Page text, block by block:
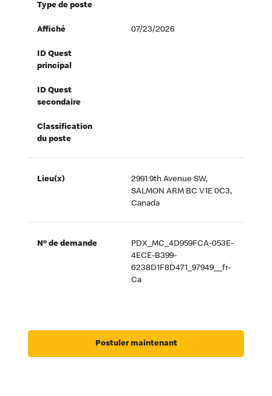
Type de poste
Affiché 07/23/2026
ID Quest
principal
ID Quest
secondaire
Classification
du poste
Lieu(x)
2991 9th Avenue SW,
SALMON ARM BC V1E 0C3,
Canada
Nº de demande
PDX_MC_4D959FCA-053E-
4ECE-B399-
6238D1F8D471_97949__fr-
Ca
Postuler maintenant